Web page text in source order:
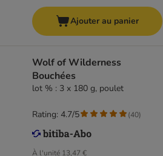
Ajouter au panier
Wolf of Wilderness
Bouchées
lot % : 3 x 180 g, poulet
À l'unité 13,47 €
Rating: 4.7/5 (40)